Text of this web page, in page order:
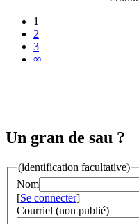
1
2
3
∞
Un gran de sau ?
(identification facultative)
Nom
[Se connecter]
Courriel (non publié)